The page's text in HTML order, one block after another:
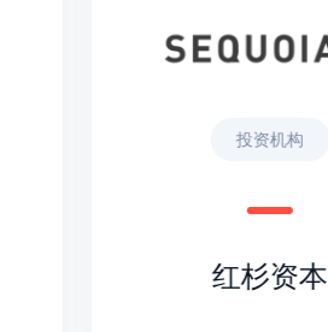
投资机构
红杉资本